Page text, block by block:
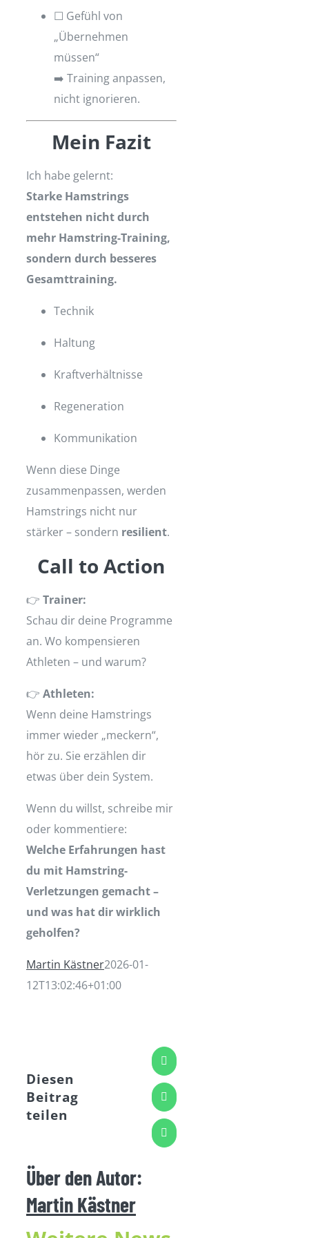
☐ Gefühl von
„Übernehmen
müssen“
➡️ Training anpassen,
nicht ignorieren.
Mein Fazit
Ich habe gelernt:
Starke Hamstrings
entstehen nicht durch
mehr Hamstring-Training,
sondern durch besseres
Gesamttraining.
Technik
Haltung
Kraftverhältnisse
Regeneration
Kommunikation
Wenn diese Dinge
zusammenpassen, werden
Hamstrings nicht nur
stärker – sondern resilient.
Call to Action
👉 Trainer:
Schau dir deine Programme
an. Wo kompensieren
Athleten – und warum?
👉 Athleten:
Wenn deine Hamstrings
immer wieder „meckern“,
hör zu. Sie erzählen dir
etwas über dein System.
Wenn du willst, schreibe mir
oder kommentiere:
Welche Erfahrungen hast
du mit Hamstring-
Verletzungen gemacht –
und was hat dir wirklich
geholfen?
Martin Kästner2026-01-
12T13:02:46+01:00
Diesen
Beitrag
teilen
Facebook
LinkedIn
WhatsApp
Über den Autor:
Martin Kästner